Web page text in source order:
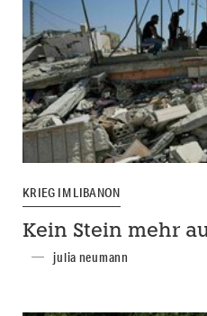
KRIEG IM LIBANON
Kein Stein mehr
julia neumann